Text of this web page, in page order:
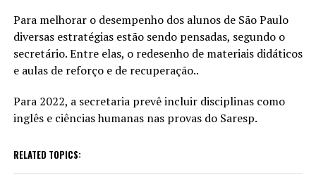
Para melhorar o desempenho dos alunos de São Paulo
diversas estratégias estão sendo pensadas, segundo o
secretário. Entre elas, o redesenho de materiais didáticos
e aulas de reforço e de recuperação..
Para 2022, a secretaria prevê incluir disciplinas como
inglês e ciências humanas nas provas do Saresp.
RELATED TOPICS: